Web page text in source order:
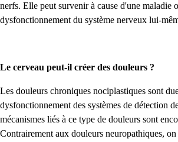
nerfs. Elle peut survenir à cause d'une maladie
dysfonctionnement du système nerveux lui-
Le cerveau peut-il créer des douleurs ?
Les douleurs chroniques nociplastiques sont
dysfonctionnement des systèmes de détection
mécanismes liés à ce type de douleurs sont
Contrairement aux douleurs neuropathiques,